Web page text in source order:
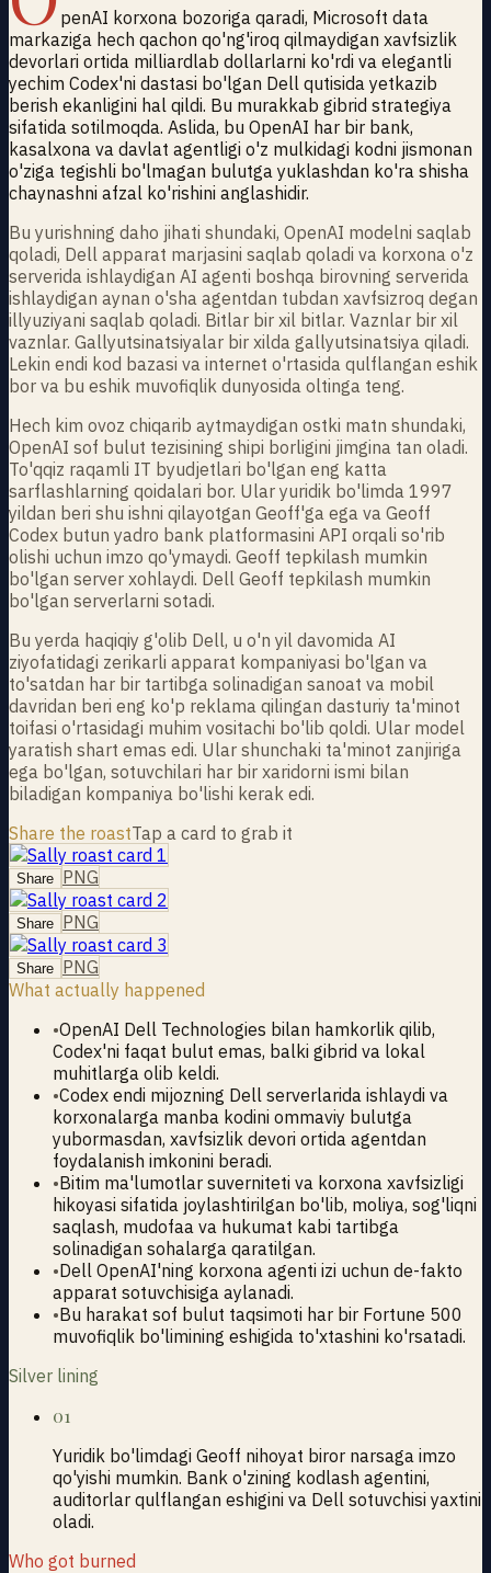
penAI korxona bozoriga qaradi, Microsoft data
markaziga hech qachon qo'ng'iroq qilmaydigan xavfsizlik
devorlari ortida milliardlab dollarlarni ko'rdi va elegantli
yechim Codex'ni dastasi bo'lgan Dell qutisida yetkazib
berish ekanligini hal qildi. Bu murakkab gibrid strategiya
sifatida sotilmoqda. Aslida, bu OpenAI har bir bank,
kasalxona va davlat agentligi o'z mulkidagi kodni jismonan
o'ziga tegishli bo'lmagan bulutga yuklashdan ko'ra shisha
chaynashni afzal ko'rishini anglashidir.
Bu yurishning daho jihati shundaki, OpenAI modelni saqlab
qoladi, Dell apparat marjasini saqlab qoladi va korxona o'z
serverida ishlaydigan AI agenti boshqa birovning serverida
ishlaydigan aynan o'sha agentdan tubdan xavfsizroq degan
illyuziyani saqlab qoladi. Bitlar bir xil bitlar. Vaznlar bir xil
vaznlar. Gallyutsinatsiyalar bir xilda gallyutsinatsiya qiladi.
Lekin endi kod bazasi va internet o'rtasida qulflangan eshik
bor va bu eshik muvofiqlik dunyosida oltinga teng.
Hech kim ovoz chiqarib aytmaydigan ostki matn shundaki,
OpenAI sof bulut tezisining shipi borligini jimgina tan oladi.
To'qqiz raqamli IT byudjetlari bo'lgan eng katta
sarflashlarning qoidalari bor. Ular yuridik bo'limda 1997
yildan beri shu ishni qilayotgan Geoff'ga ega va Geoff
Codex butun yadro bank platformasini API orqali so'rib
olishi uchun imzo qo'ymaydi. Geoff tepkilash mumkin
bo'lgan server xohlaydi. Dell Geoff tepkilash mumkin
bo'lgan serverlarni sotadi.
Bu yerda haqiqiy g'olib Dell, u o'n yil davomida AI
ziyofatidagi zerikarli apparat kompaniyasi bo'lgan va
to'satdan har bir tartibga solinadigan sanoat va mobil
davridan beri eng ko'p reklama qilingan dasturiy ta'minot
toifasi o'rtasidagi muhim vositachi bo'lib qoldi. Ular model
yaratish shart emas edi. Ular shunchaki ta'minot zanjiriga
ega bo'lgan, sotuvchilari har bir xaridorni ismi bilan
biladigan kompaniya bo'lishi kerak edi.
Share the roastTap a card to grab it
Share PNG
Share PNG
Share PNG
What actually happened
•OpenAI Dell Technologies bilan hamkorlik qilib,
Codex'ni faqat bulut emas, balki gibrid va lokal
muhitlarga olib keldi.
•Codex endi mijozning Dell serverlarida ishlaydi va
korxonalarga manba kodini ommaviy bulutga
yubormasdan, xavfsizlik devori ortida agentdan
foydalanish imkonini beradi.
•Bitim ma'lumotlar suverniteti va korxona xavfsizligi
hikoyasi sifatida joylashtirilgan bo'lib, moliya, sog'liqni
saqlash, mudofaa va hukumat kabi tartibga
solinadigan sohalarga qaratilgan.
•Dell OpenAI'ning korxona agenti izi uchun de-fakto
apparat sotuvchisiga aylanadi.
•Bu harakat sof bulut taqsimoti har bir Fortune 500
muvofiqlik bo'limining eshigida to'xtashini ko'rsatadi.
Silver lining
01
Yuridik bo'limdagi Geoff nihoyat biror narsaga imzo
qo'yishi mumkin. Bank o'zining kodlash agentini,
auditorlar qulflangan eshigini va Dell sotuvchisi yaxtini
oladi.
Who got burned